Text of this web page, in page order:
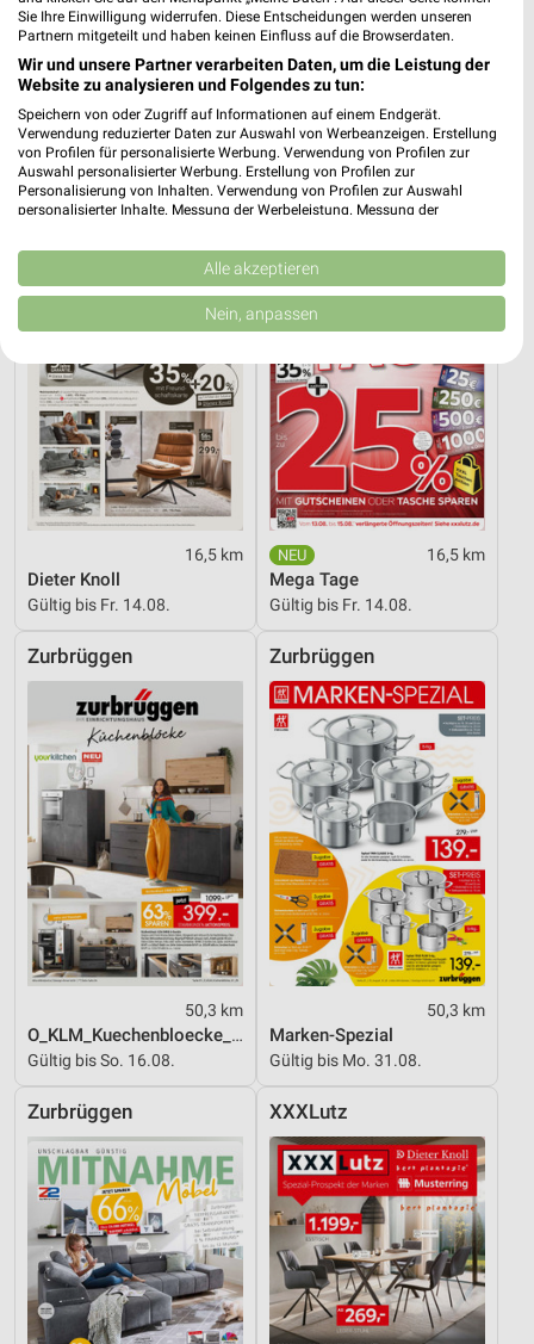
Wohnen Spezial
Gültig bis Fr. 14.08.
Hot Sommer Sale
Gültig bis Sa. 29.08.
XXXLutz
16,5 km
Dieter Knoll
Gültig bis Fr. 14.08.
XXXLutz
16,5 km
Mega Tage
Gültig bis Fr. 14.08.
Zurbrüggen
50,3 km
O_KLM_Kuechenbloecke_01_26_ES
Gültig bis So. 16.08.
Zurbrüggen
50,3 km
Marken-Spezial
Gültig bis Mo. 31.08.
Zurbrüggen XXXLutz
Sie Ihre Einwilligung widerrufen. Diese Entscheidungen werden unseren
Partnern mitgeteilt und haben keinen Einfluss auf die Browserdaten.
Wir und unsere Partner verarbeiten Daten, um die Leistung der
Website zu analysieren und Folgendes zu tun:
Speichern von oder Zugriff auf Informationen auf einem Endgerät.
Verwendung reduzierter Daten zur Auswahl von Werbeanzeigen. Erstellung
von Profilen für personalisierte Werbung. Verwendung von Profilen zur
Auswahl personalisierter Werbung. Erstellung von Profilen zur
Personalisierung von Inhalten. Verwendung von Profilen zur Auswahl
personalisierter Inhalte. Messung der Werbeleistung. Messung der
Kombinationen von Daten aus verschiedenen Quellen. Entwicklung und
Verbesserung der Angebote. Verwendung reduzierter Daten zur Auswahl
von Inhalten.
Daten können außerhalb der Europäischen Union weitergegeben und in die
USA gesendet werden.
Website/App.
Partnerliste anzeigen (1 IAB-Anbieter)
Wir nutzen Ihre Daten für folgende Zwecke:
IAB-Verarbeitungszwecke:
Speichern von oder Zugriff auf Informationen
auf einem Endgerät
Verwendung reduzierter Daten zur Auswahl von
Werbeanzeigen
Werbung
Verwendung von Profilen zur Auswahl
personalisierter Werbung
Erstellung von Profilen zur Personalisierung
von Inhalten
Verwendung von Profilen zur Auswahl
personalisierter Inhalte
Messung der Werbeleistung
Messung der Performance von Inhalten
Analyse von Zielgruppen durch Statistiken oder
Kombinationen von Daten aus verschiedenen
Quellen
Entwicklung und Verbesserung der Angebote
Verwendung reduzierter Daten zur Auswahl von
Inhalten
IAB-Besonderheiten:
Verwendung genauer Standortdaten
Geräte anhand von aktiv angeforderten
Informationen identifizieren
Alle akzeptieren
Nein, anpassen